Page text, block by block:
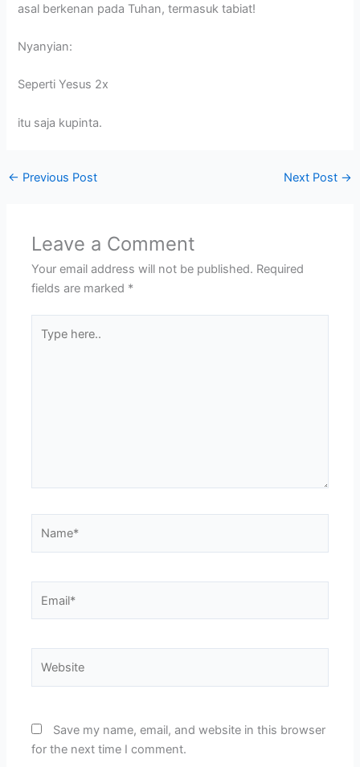
asal berkenan pada Tuhan, termasuk tabiat!
Nyanyian:
Seperti Yesus 2x
itu saja kupinta.
← Previous Post Next Post →
Leave a Comment
Your email address will not be published. Required
fields are marked *
here..
Save my name, email, and website in this browser
for the next time I comment.